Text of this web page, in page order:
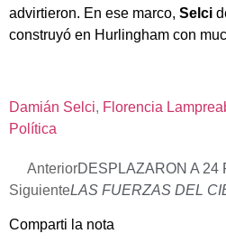
advirtieron. En ese marco, Selci
construyó en Hurlingham con
Damián Selci, Florencia
Política
AnteriorDESPLAZARON A
SiguienteLAS FUERZAS DEL
Comparti la nota